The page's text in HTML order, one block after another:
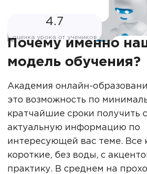
4.7
оценка урока от учеников
Почему именно
модель обучения?
Академия онлайн-
это возможность по
кратчайшие сроки получить
актуальную информацию по
интересующей вас теме. Все
короткие, без воды, с
практику. В среднем на